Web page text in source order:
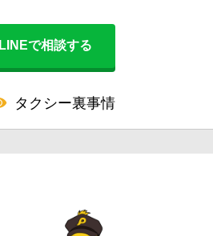
LINEで相談する
タクシー裏事情